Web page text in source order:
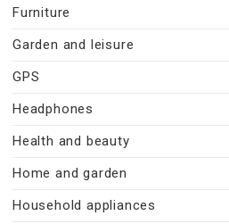
Furniture
Garden and leisure
GPS
Headphones
Health and beauty
Home and garden
Household appliances